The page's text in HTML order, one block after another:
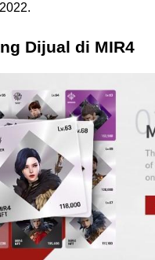
Dijual di MIR4